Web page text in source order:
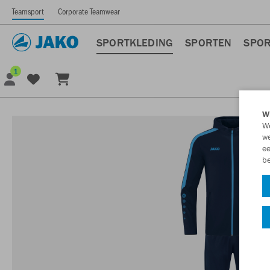
Teamsport Corporate Teamwear
SPORTKLEDING SPORTEN
1